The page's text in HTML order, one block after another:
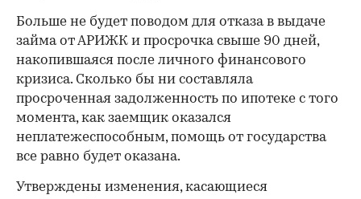
Больше не будет поводом для отказа в выдаче
займа от АРИЖК и просрочка свыше 90 дней,
накопившаяся после личного финансового
кризиса. Сколько бы ни составляла
просроченная задолженность по ипотеке с того
момента, как заемщик оказался
неплатежеспособным, помощь от государства
все равно будет оказана.
Утверждены изменения, касающиеся